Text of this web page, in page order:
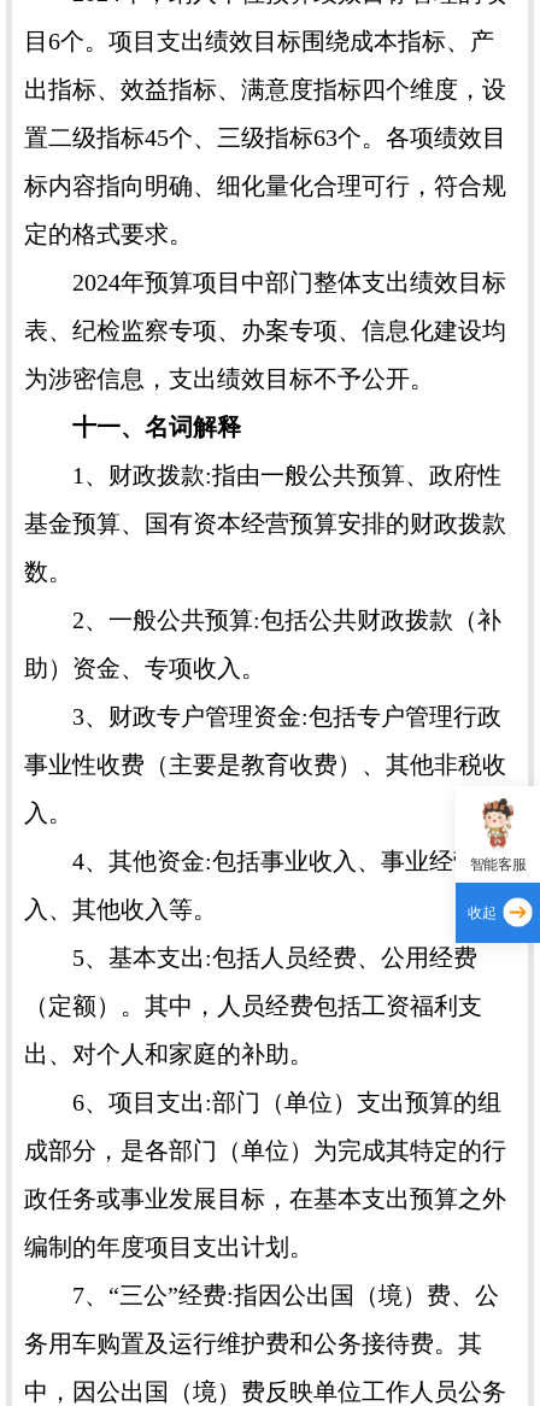
目6个。项目支出绩效目标围绕成本指标、产
出指标、效益指标、满意度指标四个维度，设
置二级指标45个、三级指标63个。各项绩效目
标内容指向明确、细化量化合理可行，符合规
定的格式要求。
2024年预算项目中部门整体支出绩效目标
表、纪检监察专项、办案专项、信息化建设均
为涉密信息，支出绩效目标不予公开。
十一、名词解释
1、财政拨款:指由一般公共预算、政府性
基金预算、国有资本经营预算安排的财政拨款
数。
2、一般公共预算:包括公共财政拨款（补
助）资金、专项收入。
3、财政专户管理资金:包括专户管理行政
事业性收费（主要是教育收费）、其他非税收
入。
4、其他资金:包括事业收入、事业经营收
入、其他收入等。
5、基本支出:包括人员经费、公用经费
（定额）。其中，人员经费包括工资福利支
出、对个人和家庭的补助。
6、项目支出:部门（单位）支出预算的组
成部分，是各部门（单位）为完成其特定的行
政任务或事业发展目标，在基本支出预算之外
编制的年度项目支出计划。
7、“三公”经费:指因公出国（境）费、公
务用车购置及运行维护费和公务接待费。其
中，因公出国（境）费反映单位工作人员公务
智能客服
收起